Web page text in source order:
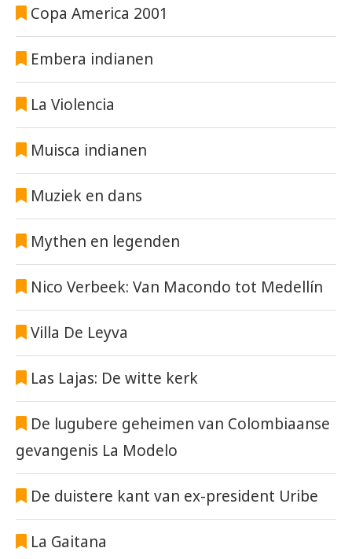
Copa America 2001
Embera indianen
La Violencia
Muisca indianen
Muziek en dans
Mythen en legenden
Nico Verbeek: Van Macondo tot Medellín
Villa De Leyva
Las Lajas: De witte kerk
De lugubere geheimen van Colombiaanse
gevangenis La Modelo
De duistere kant van ex-president Uribe
La Gaitana